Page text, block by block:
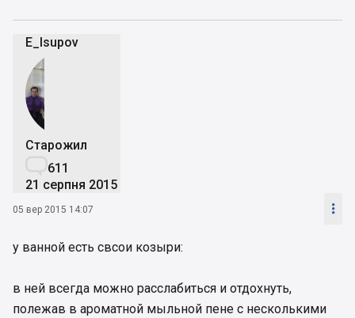
E_Isupov
Старожил
611
21 серпня 2015
05 вер 2015 14:07 
у ванной есть свсои козыри:
в ней всегда можно расслабиться и отдохнуть,
полежав в ароматной мыльной пене с несколькими